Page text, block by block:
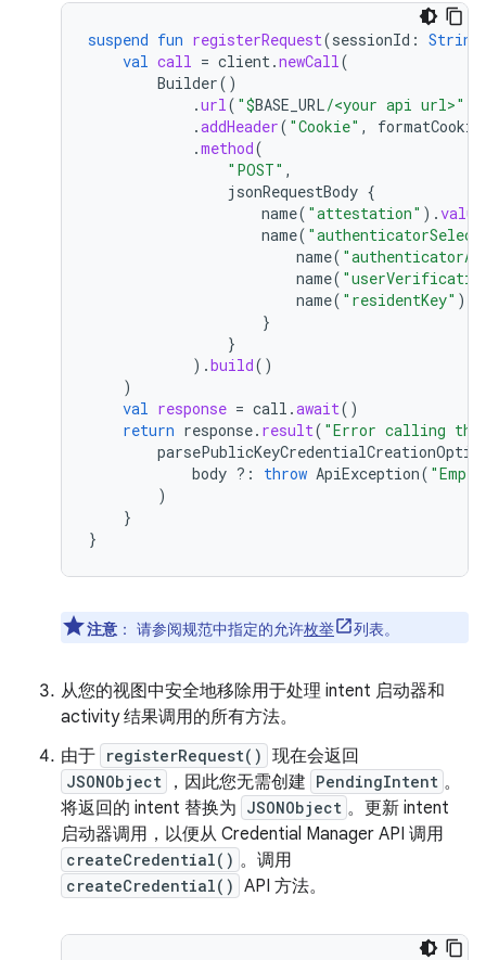
suspend fun registerRequest(sessionId : String
val call = client.newCall(
Builder()
.url( "$BASE_URL/<your api url>"
.addHeader( "Cookie" , formatCookie
.method(
"POST" ,
jsonRequestBody {
name( "attestation" ).value
name(
name(
name(
name( "residentKey" ).
}
}
).build()
)
val response = call .await()
return response. result( "Error calling
body ?: throw ApiException(
)
}
}
注意 ： 请参阅规范中指定的允许枚举 列表。
从您的视图中安全地移除用于处理 intent 启动器和
activity 结果调用的所有方法。
由于 registerRequest() 现在会返回
JSONObject ，因此您无需创建 PendingIntent 。
将返回的 intent 替换为 JSONObject 。更新 intent
启动器调用，以便从 Credential Manager API 调用
createCredential() 。调用
createCredential() API 方法。